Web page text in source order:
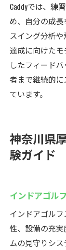
Caddyでは、練
め、自分の成
スイング分析
達成に向けた
したフィード
者まで継続的
ています。
神奈川県
験ガイド
インドアゴル
インドアゴル
性、設備の充実
ムの見守りシ